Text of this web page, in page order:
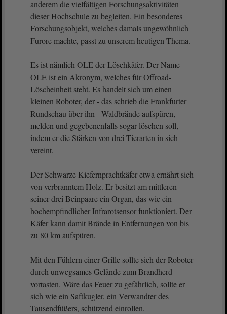
anderem die vielfältigen Forschungsaktivitäten
dieser Hochschule zu begleiten. Ein besonderes
Forschungsobjekt, welches damals ungewöhnlich
Furore machte, passt zu unserem heutigen Thema.
Es ist nämlich OLE der Löschkäfer. Der Name
OLE ist ein Akronym, welches für Offroad-
Löscheinheit steht. Es handelt sich um einen
kleinen Roboter, der - das schrieb die Frankfurter
Rundschau über ihn - Waldbrände aufspüren,
melden und gegebenenfalls sogar löschen soll,
indem er die Stärken von drei Tierarten in sich
vereint.
Der Schwarze Kiefernprachtkäfer etwa ernährt sich
von verbranntem Holz. Er besitzt am mittleren
seiner drei Beinpaare ein Organ, das wie ein
hochempfindlicher Infrarotsensor funktioniert. Der
Käfer kann damit Brände in Entfernungen von bis
zu 80 km aufspüren.
Mit den Fühlern einer Grille sollte sich der Roboter
durch unwegsames Gelände zum Brandherd
vortasten. Wäre das Feuer zu gefährlich, sollte er
sich wie ein Saftkugler, ein Verwandter des
Tausendfüßers, schützend einrollen.